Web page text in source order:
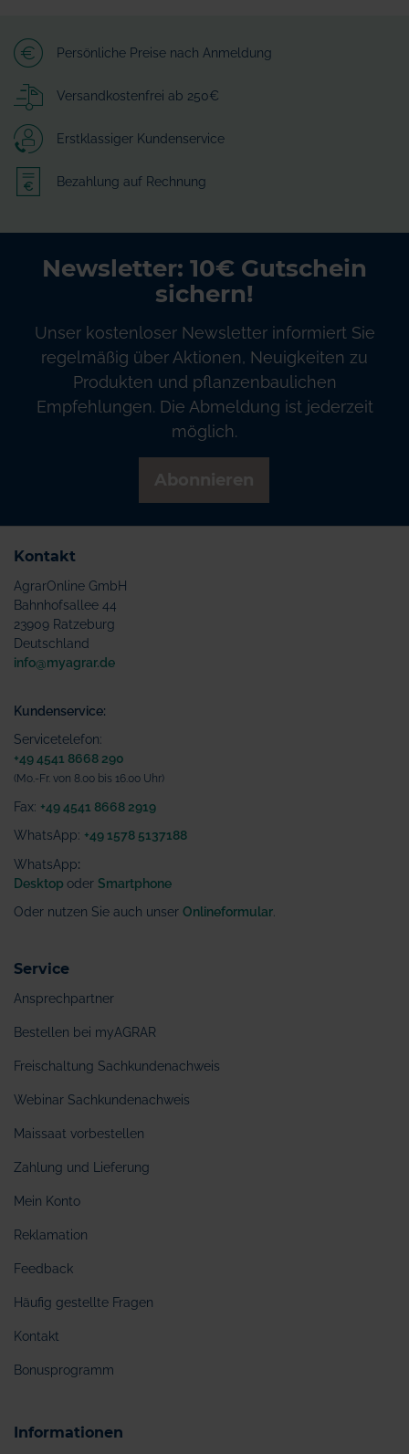
Persönliche Preise nach Anmeldung
Versandkostenfrei ab 250€
Erstklassiger Kundenservice
Bezahlung auf Rechnung
Newsletter: 10€ Gutschein
sichern!
Unser kostenloser Newsletter informiert Sie
regelmäßig über Aktionen, Neuigkeiten zu
Produkten und pflanzenbaulichen
Empfehlungen. Die Abmeldung ist jederzeit
möglich.
Kontakt
AgrarOnline GmbH
Bahnhofsallee 44
23909 Ratzeburg
Deutschland
info@myagrar.de
Kundenservice:
Servicetelefon:
+49 4541 8668 290
(Mo.-Fr. von 8.00 bis 16.00 Uhr)
Fax: +49 4541 8668 2919
WhatsApp: +49 1578 5137188
WhatsApp:
Desktop oder Smartphone
Oder nutzen Sie auch unser Onlineformular
Service
Ansprechpartner
Bestellen bei myAGRAR
Freischaltung Sachkundenachweis
Webinar Sachkundenachweis
Maissaat vorbestellen
Zahlung und Lieferung
Mein Konto
Reklamation
Feedback
Häufig gestellte Fragen
Kontakt
Bonusprogramm
Informationen